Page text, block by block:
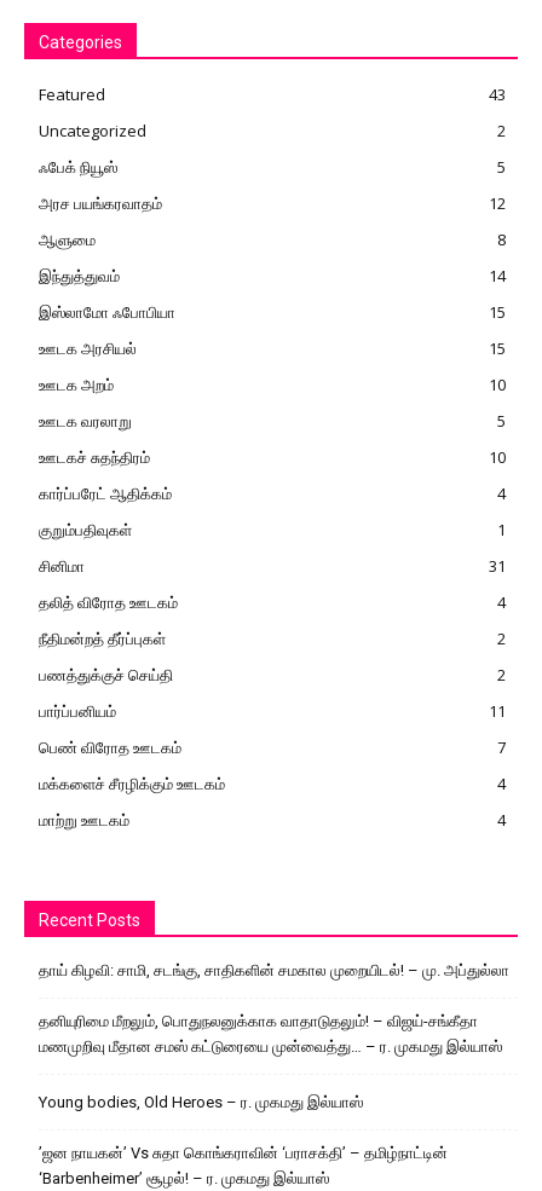
Categories
Featured
43
Uncategorized
2
ஃபேக் நியூஸ்
5
அரச பயங்கரவாதம்
12
ஆளுமை
8
இந்துத்துவம்
14
இஸ்லாமோ ஃபோபியா
15
ஊடக அரசியல்
15
ஊடக அறம்
10
ஊடக வரலாறு
5
ஊடகச் சுதந்திரம்
10
கார்ப்பரேட் ஆதிக்கம்
4
குறும்பதிவுகள்
1
சினிமா
31
தலித் விரோத ஊடகம்
4
நீதிமன்றத் தீர்ப்புகள்
2
பணத்துக்குச் செய்தி
2
பார்ப்பனியம்
11
பெண் விரோத ஊடகம்
7
மக்களைச் சீரழிக்கும் ஊடகம்
4
மாற்று ஊடகம்
4
Recent Posts
தாய் கிழவி: சாமி, சடங்கு, சாதிகளின் சமகால முறையிடல்! – மு. அப்துல்லா
தனியுரிமை மீறலும், பொதுநலனுக்காக வாதாடுதலும்! – விஜய்-சங்கீதா
மணமுறிவு மீதான சமஸ் கட்டுரையை முன்வைத்து… – ர. முகமது இல்யாஸ்
Young bodies, Old Heroes – ர. முகமது இல்யாஸ்
’ஜன நாயகன்’ Vs சுதா கொங்கராவின் ‘பராசக்தி’ – தமிழ்நாட்டின்
‘Barbenheimer’ சூழல்! – ர. முகமது இல்யாஸ்